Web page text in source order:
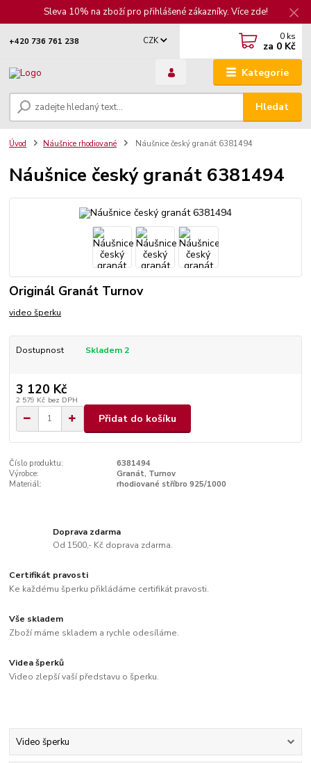
Sleva 10% na zboží pro přihlášené zákazníky. Více zde!
Kategorie
CZK
Hledat
+420 736 761 238 0 ks
za 0 Kč
Úvod Náušnice rhodiované Náušnice český granát 6381494
Náušnice český granát 6381494
Originál Granát Turnov
video šperku
Dostupnost Skladem 2
3 120 Kč
2 579 Kč bez DPH
Přidat do košíku
Číslo produktu:
6381494
Výrobce:
Granát, Turnov
Materiál:
rhodiované stříbro 925/1000
Doprava zdarma
Od 1500,- Kč doprava zdarma.
Certifikát pravosti
Ke každému šperku přikládáme certifikát pravosti.
Vše skladem
Zboží máme skladem a rychle odesíláme.
Videa šperků
Video zlepší vaší představu o šperku.
Video šperku